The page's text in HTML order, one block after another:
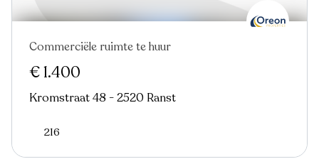
Commerciële ruimte te huur
€ 1.400
Kromstraat 48 - 2520 Ranst
216